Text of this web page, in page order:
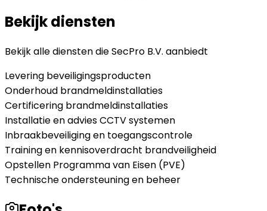
Bekijk diensten
Bekijk alle diensten dieSecPro B.V. aanbiedt
Levering beveiligingsproducten
Onderhoud brandmeldinstallaties
Certificering brandmeldinstallaties
Installatie en advies CCTV systemen
Inbraakbeveiliging en toegangscontrole
Training en kennisoverdracht brandveiligheid
Opstellen Programma van Eisen (PVE)
Technische ondersteuning en beheer